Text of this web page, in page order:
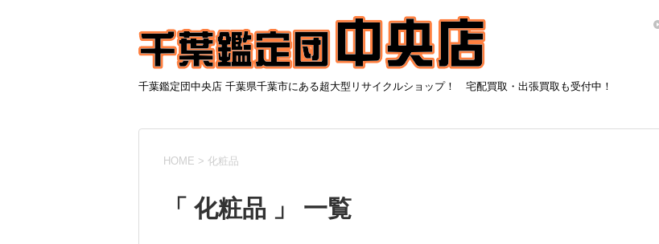
千葉鑑定団中央店 千葉県千葉市にある超大型リサイクルショップ！ 宅配買取・出張買取も受付中！
HOME > 化粧品
「 化粧品 」 一覧